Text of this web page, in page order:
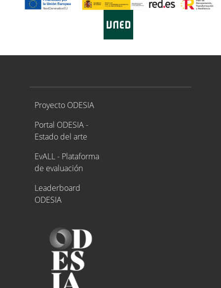
Proyecto ODESIA
Proyecto ODESIA
Portal ODESIA -
Estado del arte
EvALL - Plataforma
de evaluación
Leaderboard
ODESIA